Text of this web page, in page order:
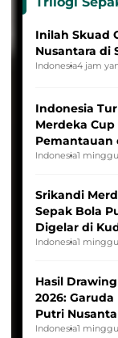
Inilah Skuad
Nusantara di
Indonesia4 jam
Indonesia
Merdeka Cup
Pemantauan
League
Indonesia1
Srikandi
Sepak Bola
Digelar di
Indonesia1
Hasil
2026:
Putri
Indonesia1